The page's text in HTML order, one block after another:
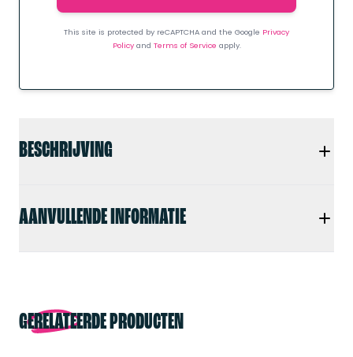
BESCHRIJVING
AANVULLENDE INFORMATIE
This site is protected by reCAPTCHA and the Google Privacy
Policy and Terms of Service apply.
GERELATEERDE PRODUCTEN